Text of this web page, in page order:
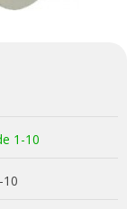
1-10
10